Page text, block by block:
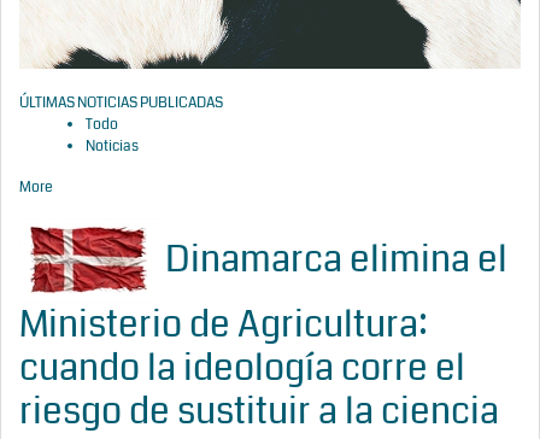
ÚLTIMAS NOTICIAS PUBLICADAS
Todo
Noticias
More
Dinamarca elimina el
Ministerio de Agricultura:
cuando la ideología corre el
riesgo de sustituir a la ciencia